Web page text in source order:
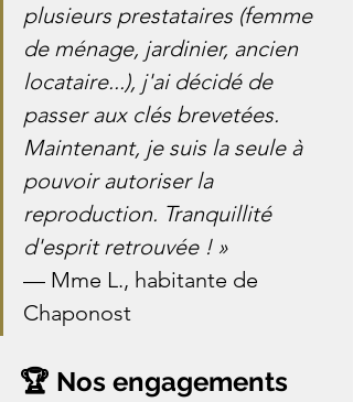
plusieurs prestataires (femme
de ménage, jardinier, ancien
locataire...), j'ai décidé de
passer aux clés brevetées.
Maintenant, je suis la seule à
pouvoir autoriser la
reproduction. Tranquillité
d'esprit retrouvée ! »
— Mme L., habitante de
Chaponost
🏆 Nos engagements